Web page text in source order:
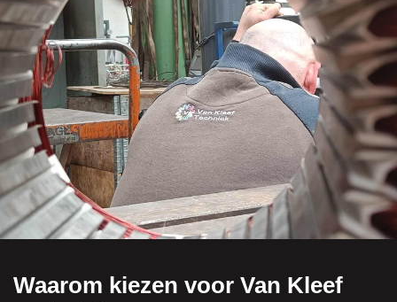
Waarom kiezen voor Van Kleef